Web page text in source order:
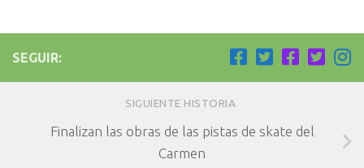
SEGUIR:
SIGUIENTE HISTORIA
Finalizan las obras de las pistas de skate del
Carmen